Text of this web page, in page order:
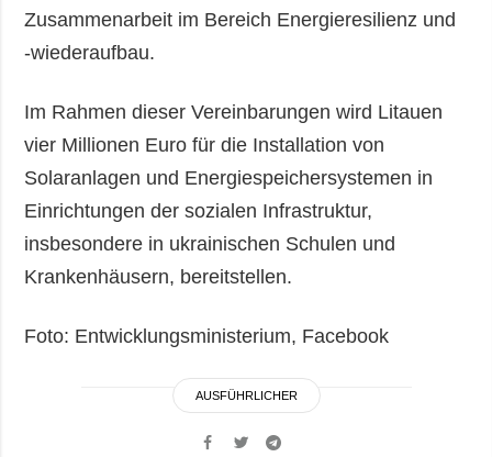
Zusammenarbeit im Bereich Energieresilienz und
-wiederaufbau.
Im Rahmen dieser Vereinbarungen wird Litauen
vier Millionen Euro für die Installation von
Solaranlagen und Energiespeichersystemen in
Einrichtungen der sozialen Infrastruktur,
insbesondere in ukrainischen Schulen und
Krankenhäusern, bereitstellen.
Foto: Entwicklungsministerium, Facebook
AUSFÜHRLICHER